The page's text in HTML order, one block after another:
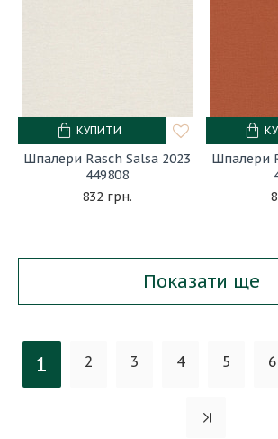
Шпалери Rasch Salsa 2023
449808
832 грн.
КУПИТИ
Шпалери
Показати ще
1 2 3 4 5 6